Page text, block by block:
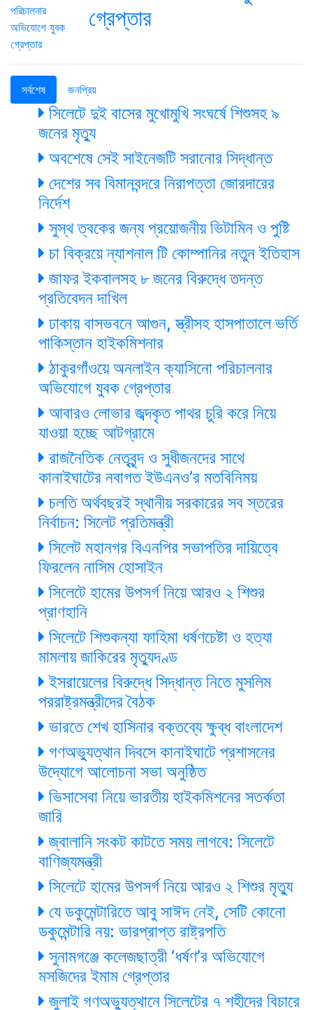
গ্রেপ্তার
সর্বশেষ জনপ্রিয়
সিলেটে দুই বাসের মুখোমুখি সংঘর্ষে শিশুসহ ৯
জনের মৃত্যু
অবশেষে সেই সাইনেজটি সরানোর সিদ্ধান্ত
দেশের সব বিমানবন্দরে নিরাপত্তা জোরদারের
নির্দেশ
সুস্থ ত্বকের জন্য প্রয়োজনীয় ভিটামিন ও পুষ্টি
চা বিক্রয়ে ন্যাশনাল টি কোম্পানির নতুন ইতিহাস
জাফর ইকবালসহ ৮ জনের বিরুদ্ধে তদন্ত
প্রতিবেদন দাখিল
ঢাকায় বাসভবনে আগুন, স্ত্রীসহ হাসপাতালে ভর্তি
পাকিস্তান হাইকমিশনার
ঠাকুরগাঁওয়ে অনলাইন ক্যাসিনো পরিচালনার
অভিযোগে যুবক গ্রেপ্তার
আবারও লোভার জব্দকৃত পাথর চুরি করে নিয়ে
যাওয়া হচ্ছে আটগ্রামে
রাজনৈতিক নেতৃবৃন্দ ও সুধীজনদের সাথে
কানাইঘাটের নবাগত ইউএনও’র মতবিনিময়
চলতি অর্থবছরই স্থানীয় সরকারের সব স্তরের
নির্বাচন: সিলেট প্রতিমন্ত্রী
সিলেট মহানগর বিএনপির সভাপতির দায়িত্বে
ফিরলেন নাসিম হোসাইন
সিলেটে হামের উপসর্গ নিয়ে আরও ২ শিশুর
প্রাণহানি
সিলেটে শিশুকন্যা ফাহিমা ধর্ষণচেষ্টা ও হত্যা
মামলায় জাকিরের মৃত্যুদণ্ড
ইসরায়েলের বিরুদ্ধে সিদ্ধান্ত নিতে মুসলিম
পররাষ্ট্রমন্ত্রীদের বৈঠক
ভারতে শেখ হাসিনার বক্তব্যে ক্ষুব্ধ বাংলাদেশ
গণঅভ্যুত্থান দিবসে কানাইঘাটে প্রশাসনের
উদ্যোগে আলোচনা সভা অনুষ্ঠিত
ভিসাসেবা নিয়ে ভারতীয় হাইকমিশনের সতর্কতা
জারি
জ্বালানি সংকট কাটতে সময় লাগবে: সিলেটে
বাণিজ্যমন্ত্রী
সিলেটে হামের উপসর্গ নিয়ে আরও ২ শিশুর মৃত্যু
যে ডকুমেন্টারিতে আবু সাঈদ নেই, সেটি কোনো
ডকুমেন্টারি নয়: ভারপ্রাপ্ত রাষ্ট্রপতি
সুনামগঞ্জে কলেজছাত্রী ‘ধর্ষণ’র অভিযোগে
মসজিদের ইমাম গ্রেপ্তার
জুলাই গণঅভ্যুত্থানে সিলেটের ৭ শহীদের বিচারে